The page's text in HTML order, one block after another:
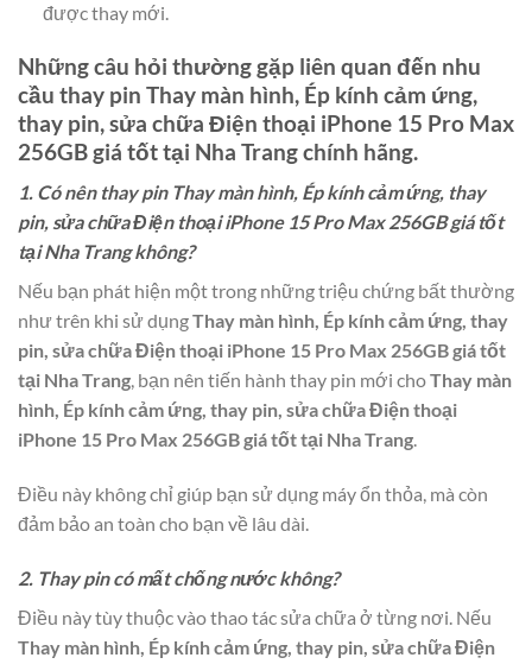
được thay mới.
Những câu hỏi thường gặp liên quan đến nhu
cầu thay pin Thay màn hình, Ép kính cảm ứng,
thay pin, sửa chữa Điện thoại iPhone 15 Pro Max
256GB giá tốt tại Nha Trangchính hãng.
1. Có nên thay pin Thay màn hình, Ép kính cảm ứng, thay
pin, sửa chữa Điện thoại iPhone 15 Pro Max 256GB giá tốt
tại Nha Trang không?
Nếu bạn phát hiện một trong những triệu chứng bất thường
như trên khi sử dụngThay màn hình, Ép kính cảm ứng, thay
pin, sửa chữa Điện thoại iPhone 15 Pro Max 256GB giá tốt
tại Nha Trang, bạn nên tiến hành thay pin mới choThay màn
hình, Ép kính cảm ứng, thay pin, sửa chữa Điện thoại
iPhone 15 Pro Max 256GB giá tốt tại Nha Trang.
Điều này không chỉ giúp bạn sử dụng máy ổn thỏa, mà còn
đảm bảo an toàn cho bạn về lâu dài.
2. Thay pin có mất chống nước không?
Điều này tùy thuộc vào thao tác sửa chữa ở từng nơi. Nếu
Thay màn hình, Ép kính cảm ứng, thay pin, sửa chữa Điện